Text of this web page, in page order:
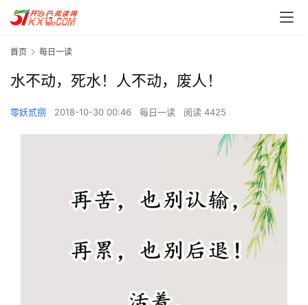
首页 每日一读
水不动，死水！人不动，废人！
零妖贰捌 2018-10-30 00:46 每日一读 阅读 4425